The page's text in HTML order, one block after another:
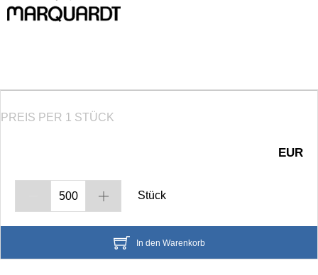
PREIS PER 1 STÜCK
EUR
Stück
In den Warenkorb